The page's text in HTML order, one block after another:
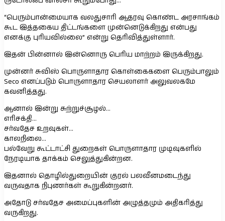
“பெரும்பான்மையாக வலதுசாரி ஆதரவு கொண்ட அரசாங்கம்
கூட இத்தகைய திட்டங்களை முன்னெடுக்கிறது என்பது
எனக்கு புரியவில்லை” என்று தெரிவித்துள்ளார்.
இதன் பின்னால் இன்னொரு பெரிய மாற்றம் இருக்கிறது.
முன்னர் சுவிஸ் பொருளாதார கொள்கைகளை பெரும்பாலும்
Seco எனப்படும் பொருளாதார செயலாளர் அலுவலகமே
கவனித்தது.
ஆனால் இன்று சுற்றுச்சூழல்…
எரிசக்தி…
சர்வதேச உறவுகள்…
காலநிலை…
பல்வேறு கூட்டாட்சி துறைகள் பொருளாதார முடிவுகளில்
நேரடியாக தாக்கம் செலுத்துகின்றன.
இதனால் தொழில்துறையின் குரல் பலவீனமடைந்து
வருவதாக நிபுணர்கள் கூறுகின்றனர்.
அதோடு சர்வதேச அமைப்புகளின் அழுத்தமும் அதிகரித்து
வருகிறது.